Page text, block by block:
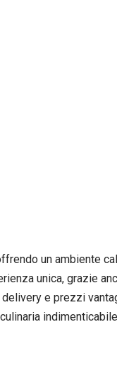
un ambiente
unica, grazie
e prezzi